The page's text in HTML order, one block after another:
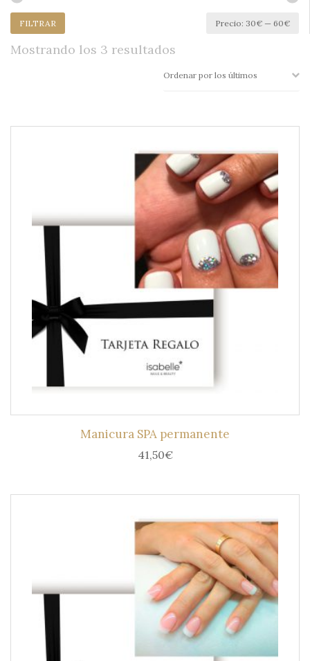
FILTRAR Precio: 30€ — 60€
Mostrando los 3 resultados
por
Manicura SPA permanente
41,50€